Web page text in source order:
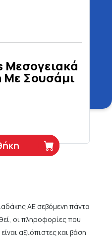
Μεσογειακά
Με Σουσάμι
ΑΕ σεβόμενη πάντα
οι πληροφορίες που
αξιόπιστες και βάση